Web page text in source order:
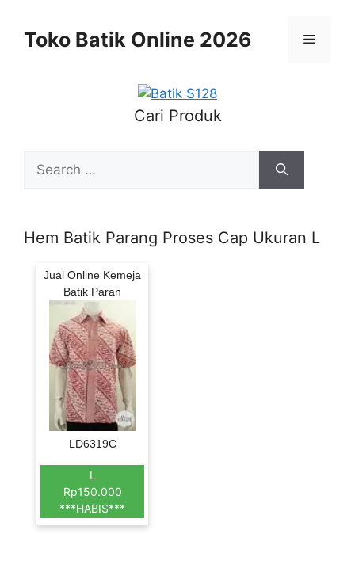
contentToko Batik Online 2026 Menu
Cari Produk
for:
Hem Batik Parang Proses Cap Ukuran L
Jual Online Kemeja
Batik Paran
LD6319C
L
Rp150.000
***HABIS***